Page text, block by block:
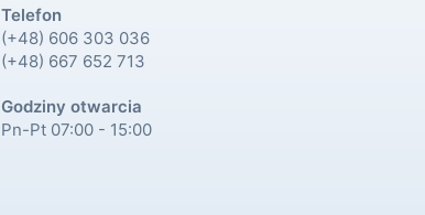
Telefon
(+48) 606 303 036
(+48) 667 652 713
Godziny otwarcia
Pn-Pt 07:00 - 15:00